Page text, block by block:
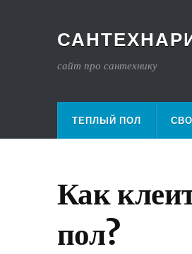
сайт про сантехнику
ТЕПЛЫЙ ПОЛ
Как
пол?